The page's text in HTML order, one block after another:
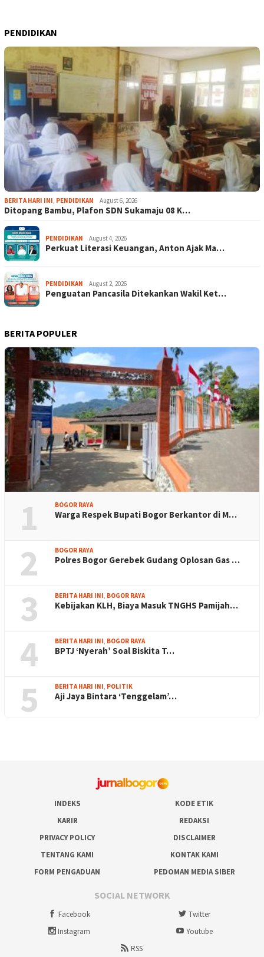
PENDIDIKAN
BERITA HARI INI PENDIDIKAN August 6, 2026
Ditopang Bambu, Plafon SDN Sukamaju 08 K…
PENDIDIKAN August 4, 2026
Perkuat Literasi Keuangan, Anton Ajak Ma…
PENDIDIKAN August 2, 2026
Penguatan Pancasila Ditekankan Wakil Ket…
BERITA POPULER
1 BOGOR RAYA
Warga Respek Bupati Bogor Berkantor di M…
2 BOGOR RAYA
Polres Bogor Gerebek Gudang Oplosan Gas …
3 BERITA HARI INI, BOGOR RAYA
Kebijakan KLH, Biaya Masuk TNGHS Pamijah…
4 BERITA HARI INI, BOGOR RAYA
BPTJ ‘Nyerah’ Soal Biskita T…
5 BERITA HARI INI, POLITIK
Aji Jaya Bintara ‘Tenggelam’…
INDEKS
KODE ETIK
KARIR
REDAKSI
PRIVACY POLICY
DISCLAIMER
TENTANG KAMI
KONTAK KAMI
FORM PENGADUAN
PEDOMAN MEDIA SIBER
SOCIAL NETWORK
Facebook
Twitter
Instagram
Youtube
RSS